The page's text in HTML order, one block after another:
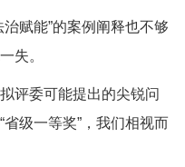
赋能”的案例阐释也不够
失。
评委可能提出的尖锐问
级一等奖”，我们相视而